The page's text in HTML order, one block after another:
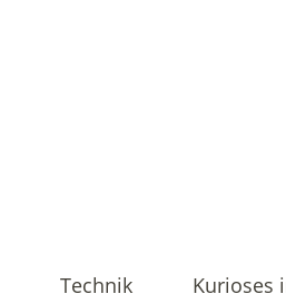
Technik
Kurioses